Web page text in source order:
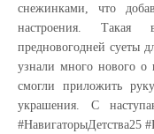
снежинками, что
настроения. Такая
предновогодней суеты
узнали много нового о
смогли приложить
украшения. С
#НавигаторыДетства25